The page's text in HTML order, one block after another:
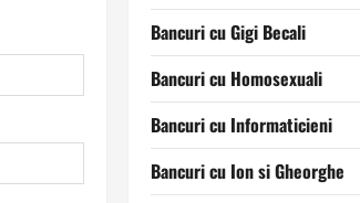
Bancuri cu Gigi Becali
Bancuri cu Homosexuali
Bancuri cu Informaticieni
Bancuri cu Ion si Gheorghe